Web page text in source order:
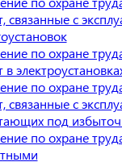
связанные с
по охране
в
по охране
связанные с
под
по охране